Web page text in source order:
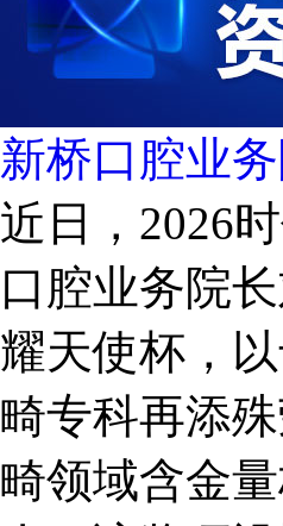
新桥口腔业
近日，2026
口腔业务院
耀天使杯，
畸专科再添
畸领域含金